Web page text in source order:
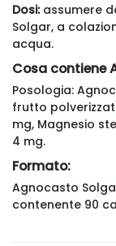
Dosi:assumere
Solgar, a
acqua.
Cosa contiene
Posologia:
frutto
mg, Magnesio
4 mg.
Formato:
Agnocasto
contenente 90